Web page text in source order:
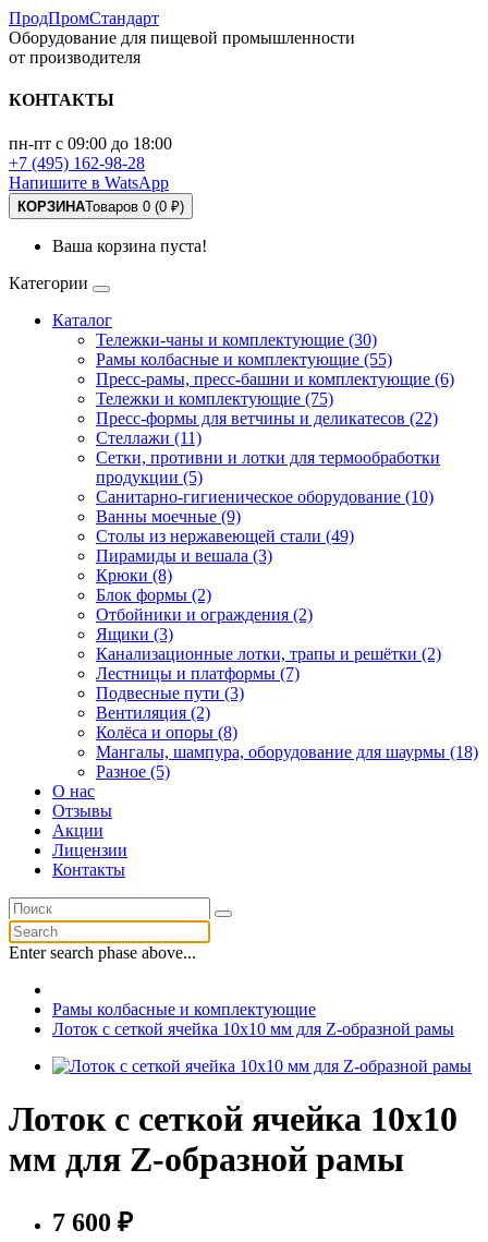
ПродПромСтандарт
Оборудование для пищевой промышленности
от производителя
КОНТАКТЫ
пн-пт с 09:00 до 18:00
+7 (495) 162-98-28
Напишите в WatsApp
КОРЗИНАТоваров 0 (0 ₽)
Ваша корзина пуста!
Категории
Каталог
Тележки-чаны и комплектующие (30)
Рамы колбасные и комплектующие (55)
Пресс-рамы, пресс-башни и комплектующие (6)
Тележки и комплектующие (75)
Пресс-формы для ветчины и деликатесов (22)
Стеллажи (11)
Сетки, противни и лотки для термообработки
продукции (5)
Санитарно-гигиеническое оборудование (10)
Ванны моечные (9)
Столы из нержавеющей стали (49)
Пирамиды и вешала (3)
Крюки (8)
Блок формы (2)
Отбойники и ограждения (2)
Ящики (3)
Канализационные лотки, трапы и решётки (2)
Лестницы и платформы (7)
Подвесные пути (3)
Вентиляция (2)
Колёса и опоры (8)
Мангалы, шампура, оборудование для шаурмы (18)
Разное (5)
О нас
Отзывы
Акции
Лицензии
Контакты
Enter search phase above...
Рамы колбасные и комплектующие
Лоток с сеткой ячейка 10х10 мм для Z-образной рамы
Лоток с сеткой ячейка 10х10
мм для Z-образной рамы
7 600 ₽